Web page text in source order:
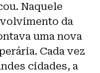
Naquele
da
uma nova
Cada vez
cidades, a